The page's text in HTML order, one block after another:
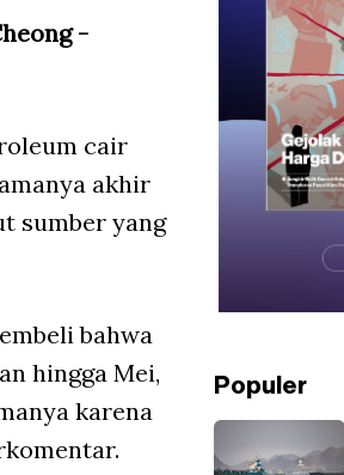
-
cair
akhir
sumber yang
bahwa
hingga Mei,
karena
Populer